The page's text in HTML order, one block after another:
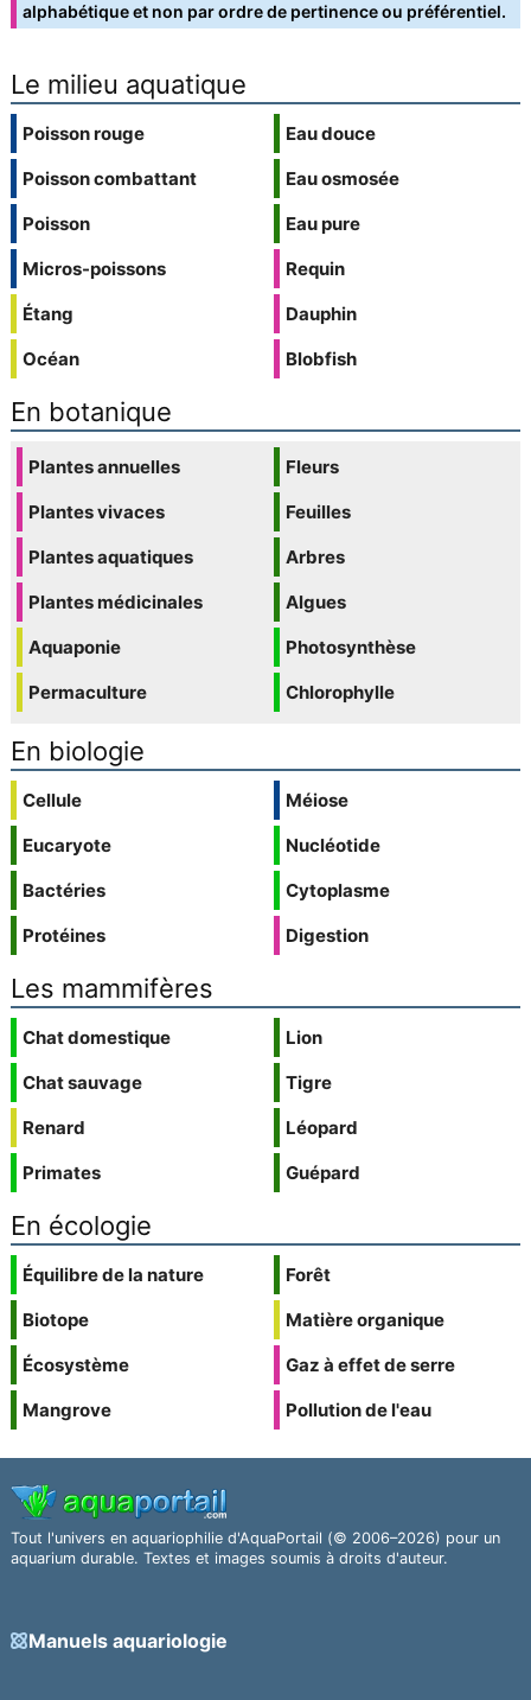
alphabétique et non par ordre de pertinence ou préférentiel.
Le milieu aquatique
Poisson rouge
Poisson combattant
Poisson
Micros-poissons
Étang
Océan
Eau douce
Eau osmosée
Eau pure
Requin
Dauphin
Blobfish
En botanique
Plantes annuelles
Plantes vivaces
Plantes aquatiques
Plantes médicinales
Aquaponie
Permaculture
Fleurs
Feuilles
Arbres
Algues
Photosynthèse
Chlorophylle
En biologie
Cellule
Eucaryote
Bactéries
Protéines
Méiose
Nucléotide
Cytoplasme
Digestion
Les mammifères
Chat domestique
Chat sauvage
Renard
Primates
Lion
Tigre
Léopard
Guépard
En écologie
Équilibre de la nature
Biotope
Écosystème
Mangrove
Forêt
Matière organique
Gaz à effet de serre
Pollution de l'eau
Tout l'univers en aquariophilie d'AquaPortail (© 2006–2026) pour un
aquarium durable. Textes et images soumis à droits d'auteur.
Manuels aquariologie